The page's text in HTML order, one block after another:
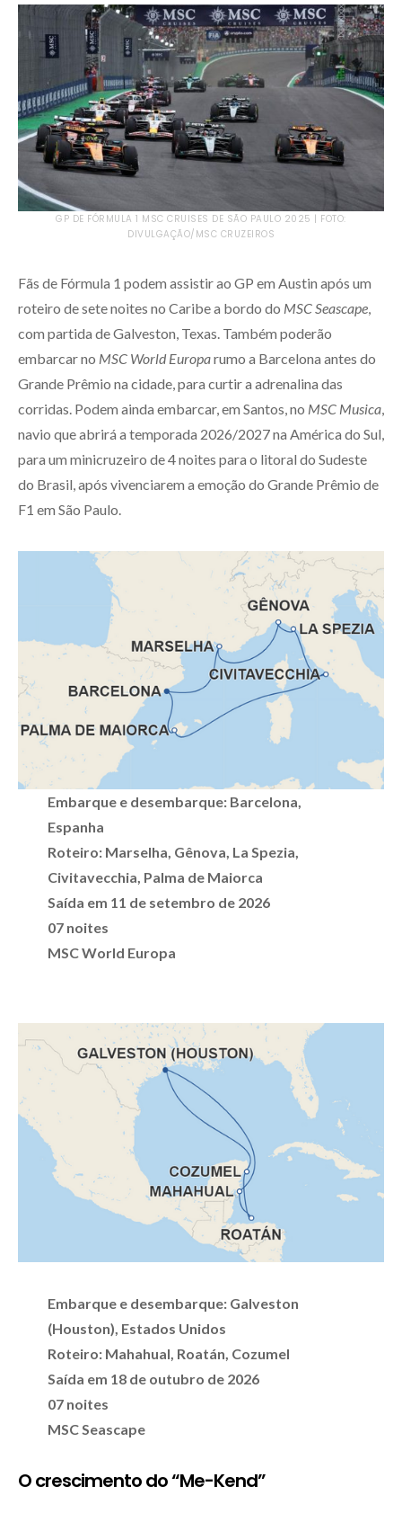
GP DE FÓRMULA 1 MSC CRUISES DE SÃO PAULO 2025 | FOTO:
DIVULGAÇÃO/MSC CRUZEIROS
Fãs de Fórmula 1 podem assistir ao GP em Austin após um
roteiro de sete noites no Caribe a bordo do MSC Seascape
com partida de Galveston, Texas. Também poderão
embarcar no MSC World Europarumo a Barcelona antes do
Grande Prêmio na cidade, para curtir a adrenalina das
corridas. Podem ainda embarcar, em Santos, no MSC Musica
navio que abrirá a temporada 2026/2027 na América do Sul,
para um minicruzeiro de 4 noites para o litoral do Sudeste
do Brasil, após vivenciarem a emoção do Grande Prêmio de
F1 em São Paulo.
Embarque e desembarque: Barcelona,
Espanha
Roteiro: Marselha, Gênova, La Spezia,
Civitavecchia, Palma de Maiorca
Saída em 11 de setembro de 2026
07 noites
MSC World Europa
Embarque e desembarque: Galveston
(Houston), Estados Unidos
Roteiro: Mahahual, Roatán, Cozumel
Saída em 18 de outubro de 2026
07 noites
MSC Seascape
O crescimento do “Me-Kend”